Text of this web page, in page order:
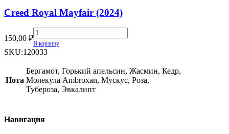
Creed Royal Mayfair (2024)
150,00 ₽
Creed
Royal
Mayfair
quantity
В корзину
SKU:120033
Нота
Бергамот, Горький апельсин, Жасмин, Кедр,
Молекула Ambroxan, Мускус, Роза,
Тубероза, Эвкалипт
Навигация